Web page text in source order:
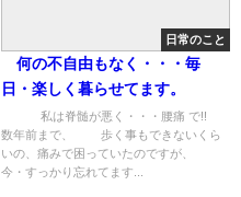
日常のこと
何の不自由もなく・・・毎
日・楽しく暮らせてます。
私は脊髄が悪く・・・腰痛 で!!
数年前まで、 歩く事もできないくら
いの、痛みで困っていたのですが、
今・すっかり忘れてます...